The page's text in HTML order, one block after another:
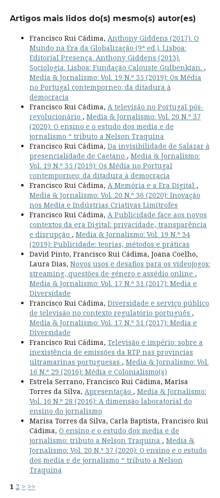
Artigos mais lidos do(s) mesmo(s) autor(es)
Francisco Rui Cádima, Anthony Giddens (2017). O
Mundo na Era da Globalização (9ª ed.). Lisboa:
Editorial Presença. Anthony Giddens (2013).
Sociologia. Lisboa: Fundação Calouste Gulbenkian. ,
Media & Jornalismo: Vol. 19 N.º 35 (2019): Os Média
no Portugal contemporneo: da ditadura à
democracia
Francisco Rui Cádima, A televisão no Portugal pós-
revolucionário , Media & Jornalismo: Vol. 20 N.º 37
(2020): O ensino e o estudo dos media e de
jornalismo “ tributo a Nelson Traquina
Francisco Rui Cádima, Da invisibilidade de Salazar à
presencialidade de Caetano , Media & Jornalismo:
Vol. 19 N.º 35 (2019): Os Média no Portugal
contemporneo: da ditadura à democracia
Francisco Rui Cádima, A Memória e a Era Digital ,
Media & Jornalismo: Vol. 20 N.º 36 (2020): Inovação
nos Media e Indústrias Criativas Limítrofes
Francisco Rui Cádima, A Publicidade face aos novos
contextos da era Digital: privacidade, transparência
e disrupção , Media & Jornalismo: Vol. 19 N.º 34
(2019): Publicidade: teorias, métodos e práticas
David Pinto, Francisco Rui Cádima, Joana Coelho,
Laura Dias, Novos usos e desafios para os videojogos:
streaming, questões de género e assédio online ,
Media & Jornalismo: Vol. 17 N.º 31 (2017): Media e
Diversidade
Francisco Rui Cádima, Diversidade e serviço público
de televisão no contexto regulatório português ,
Media & Jornalismo: Vol. 17 N.º 31 (2017): Media e
Diversidade
Francisco Rui Cádima, Televisão e império: sobre a
inexistência de emissões da RTP nas províncias
ultramarinas portuguesas , Media & Jornalismo: Vol.
16 N.º 29 (2016): Média e Colonialismo(s)
Estrela Serrano, Francisco Rui Cádima, Marisa
Torres da Silva, Apresentação , Media & Jornalismo:
Vol. 16 N.º 28 (2016): A dimensão laboratorial do
ensino do jornalismo
Marisa Torres da Silva, Carla Baptista, Francisco Rui
Cádima, O ensino e o estudo dos media e de
jornalismo: tributo a Nelson Traquina , Media &
Jornalismo: Vol. 20 N.º 37 (2020): O ensino e o estudo
dos media e de jornalismo “ tributo a Nelson
Traquina
1 2 > >>